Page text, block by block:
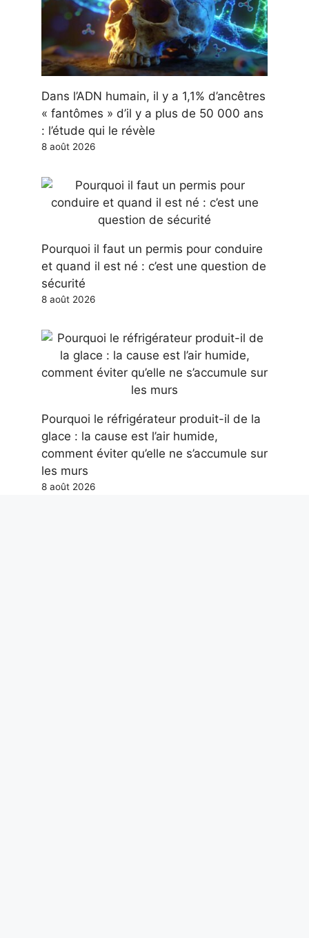
Dans l’ADN humain, il y a 1,1% d’ancêtres
« fantômes » d’il y a plus de 50 000 ans
: l’étude qui le révèle
8 août 2026
Pourquoi il faut un permis pour conduire
et quand il est né : c’est une question de
sécurité
8 août 2026
Pourquoi le réfrigérateur produit-il de la
glace : la cause est l’air humide,
comment éviter qu’elle ne s’accumule sur
les murs
8 août 2026